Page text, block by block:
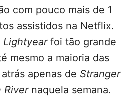
com pouco mais de 1
assistidos na Netflix.
Lightyear foi tão grande
mesmo a maioria das
apenas de Stranger
Rivernaquela semana.